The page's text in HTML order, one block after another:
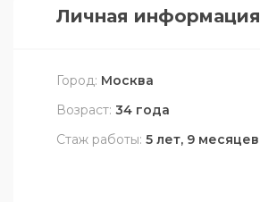
Личная информация
Город: Москва
Возраст: 34 года
Стаж работы: 5 лет, 9 месяцев